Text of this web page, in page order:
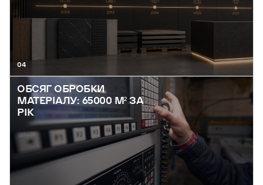
04
ОБСЯГ ОБРОБКИ
МАТЕРІАЛУ: 65000 М² ЗА
РІК